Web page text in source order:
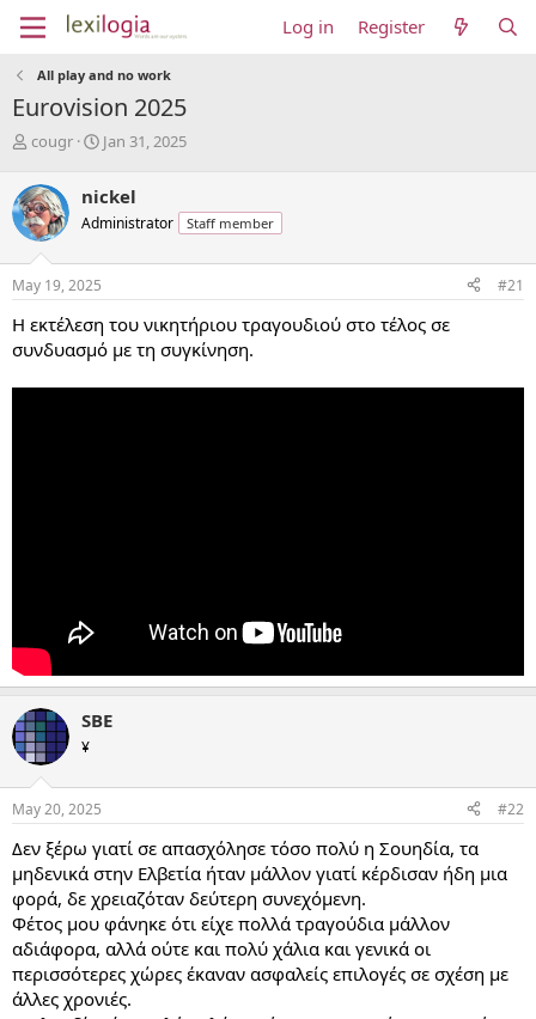
Log in Register
All play and no work
Eurovision 2025
T
r
e
a
d
s
t
r
t
cougr
S
r
t
a
Jan 31, 2025
nickel
Administrator Staff member
May 19, 2025 #21
Η εκτέλεση του νικητήριου τραγουδιού στο τέλος σε
συνδυασμό με τη συγκίνηση.
SBE
¥
May 20, 2025 #22
Δεν ξέρω γιατί σε απασχόλησε τόσο πολύ η Σουηδία, τα
μηδενικά στην Ελβετία ήταν μάλλον γιατί κέρδισαν ήδη μια
φορά, δε χρειαζόταν δεύτερη συνεχόμενη.
Φέτος μου φάνηκε ότι είχε πολλά τραγούδια μάλλον
αδιάφορα, αλλά ούτε και πολύ χάλια και γενικά οι
περισσότερες χώρες έκαναν ασφαλείς επιλογές σε σχέση με
άλλες χρονιές.